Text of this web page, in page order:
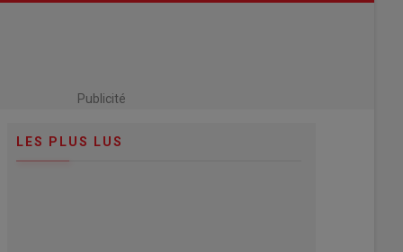
Publicité
LES PLUS LUS